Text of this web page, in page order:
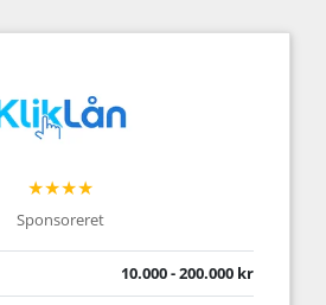
★★★★
Sponsoreret
10.000 - 200.000 kr